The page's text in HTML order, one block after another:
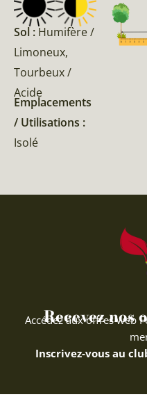
Sol : Humifère /
Limoneux,
Tourbeux /
Acide
Emplacements
/ Utilisations :
Isolé
Recevez nos
Accédez aux offres web
Inscrivez-vous au